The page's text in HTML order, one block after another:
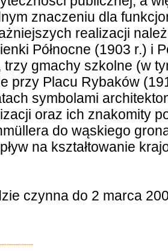
znaczeniu dla
realizacji
Północne (1903 r.) i
trzy gmachy szkolne (w
przy Placu Rybaków
symbolami
oraz ich znakomity
do wąskiego
na kształtowanie
czynna do 2 marca